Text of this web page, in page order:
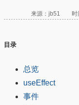
来源：jb51 时
目录
总览
useEffect
事件